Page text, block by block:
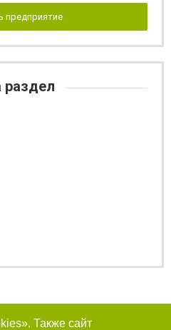
предприятие
раздел
Также сайт